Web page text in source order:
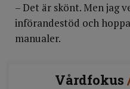
– Det är skönt. Men jag
införandestöd och
manualer.
Vårdfokus